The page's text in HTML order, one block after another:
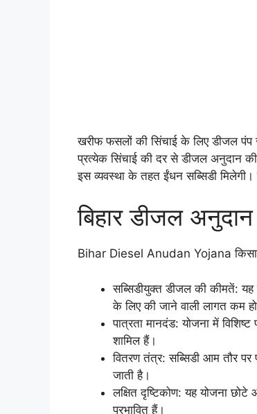
खरीफ फसलों की सिंचाई के लिए डीजल
प्रत्येक सिंचाई की दर से डीजल अनुदान
इस व्यवस्था के तहत ईंधन सब्सिडी
बिहार डीजल
Bihar Diesel Anudan Yojana
सब्सिडीयुक्त डीजल की कीमतें: यह
के लिए की जाने वाली लागत कम
पात्रता मानदंड: योजना में
शामिल हैं।
वितरण तंत्र: सब्सिडी आम तौर पर
जाती है।
लक्षित दृष्टिकोण: यह योजना
प्रभावित हैं।